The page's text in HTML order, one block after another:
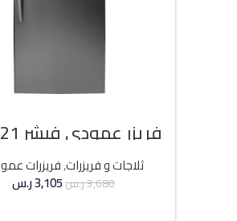
انفرتر – فضي
ثلاجات و فريزرات,فريزرات
3,680ر.س3,105ر.س